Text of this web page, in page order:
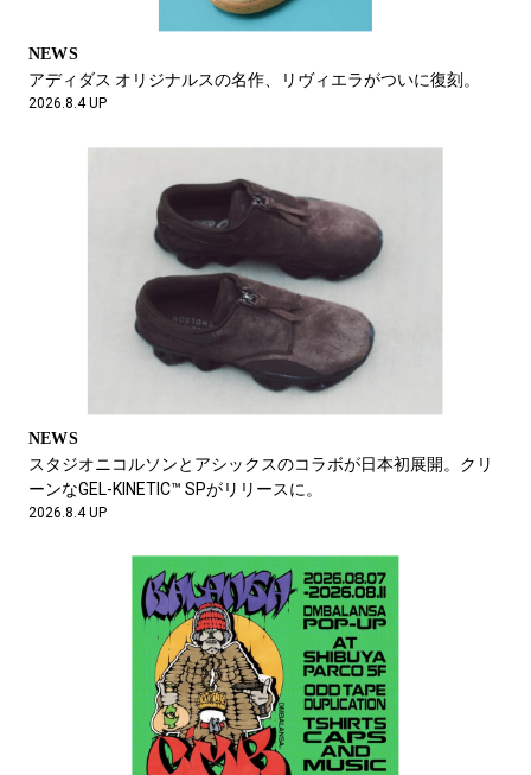
NEWS
アディダス オリジナルスの名作、リヴィエラがついに復刻。
2026.8.4 UP
NEWS
スタジオニコルソンとアシックスのコラボが日本初展開。クリ
ーンなGEL-KINETIC™ SPがリリースに。
2026.8.4 UP
写真家・濱田晋が捉えた、働く人と、キーンのユニークと。
普通なんだけど、妙に気になる。ムーンスターが考える“大
人”なスニーカー。